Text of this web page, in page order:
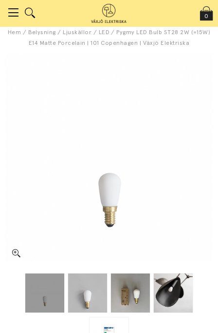
0
Hem / Belysning / Ljuskällor / LED / Pygmy LED Bulb ST28 2W (=15W)
E14 Matte Porcelain | 101 Copenhagen | Växjö Elektriska